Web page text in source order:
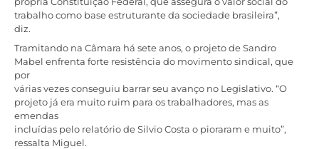
trabalho como base estruturante da sociedade brasileira”,
diz.
Tramitando na Câmara há sete anos, o projeto de Sandro
Mabel enfrenta forte resistência do movimento sindical, que
por
várias vezes conseguiu barrar seu avanço no Legislativo. “O
projeto já era muito ruim para os trabalhadores, mas as
emendas
incluídas pelo relatório de Silvio Costa o pioraram e muito”,
ressalta Miguel.